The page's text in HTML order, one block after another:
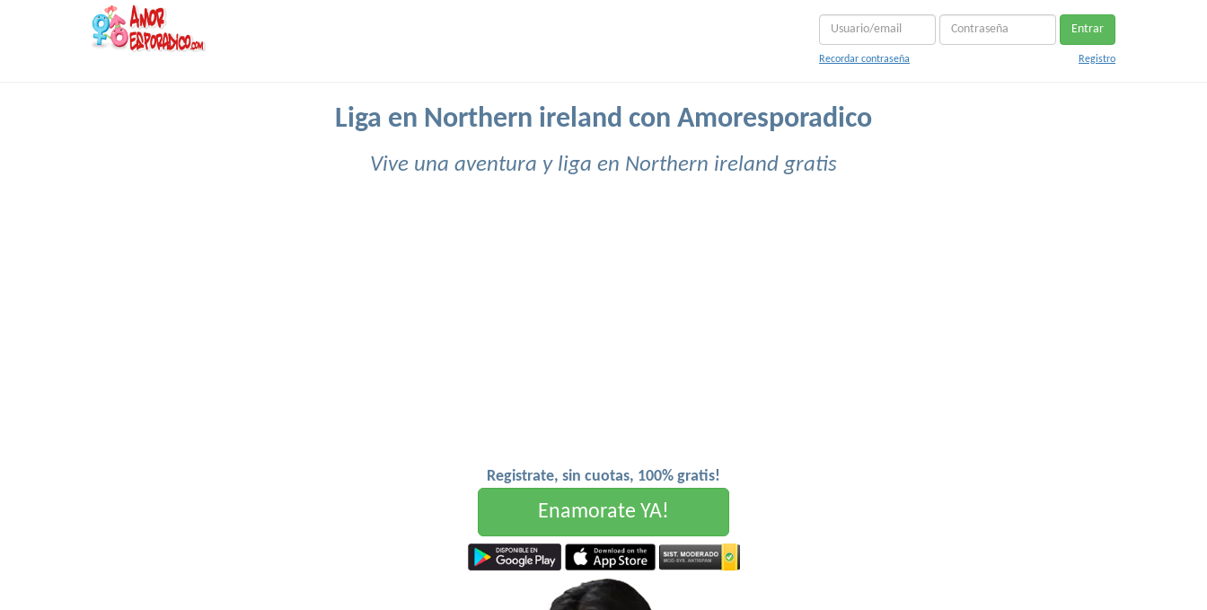
Entrar
Recordar contraseña Registro
Liga en Northern ireland con Amoresporadico
Vive una aventura y liga en Northern ireland gratis
Registrate, sin cuotas, 100% gratis!
Enamorate YA!